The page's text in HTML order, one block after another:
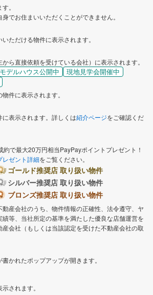
。
でお住まいいただくことができません。
ただける物件に表示されます。
ら直接依頼を受けている会社）に表示されます。
モデルハウス公開中
現地見学会開催中
件に表示されます。
表示されます。詳しくは紹介ページをご確認くだ
約で最大20万円相当PayPayポイントプレゼント！
レゼント詳細をご覧ください。
ゴールド推奨店 取り扱い物件
シルバー推奨店 取り扱い物件
ブロンズ推奨店 取り扱い物件
産会社のうち、物件情報の正確性、法令遵守、ヤ
等、当社所定の基準を満たした優良な店舗運営を
会社（もしくは当該認定を受けた不動産会社の取
かれたポップアップが開きます。
されます。